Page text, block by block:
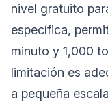
nivel gratuito
específica,
minuto y 1,000
limitación es
a pequeña